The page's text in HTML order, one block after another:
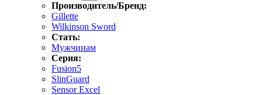
Производитель/Бренд:
Gillette
Wilkinson Sword
Стать:
Мужчинам
Серия:
Fusion5
SlinGuard
Sensor Excel